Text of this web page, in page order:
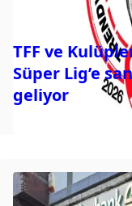
TFF ve
Süper Lig’e
geliyor